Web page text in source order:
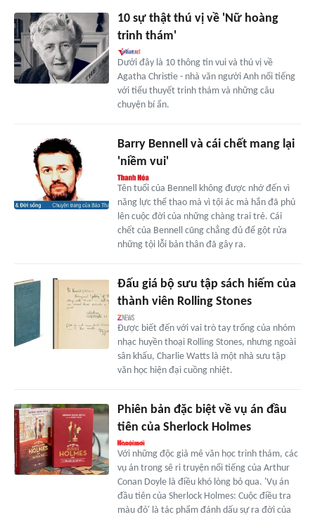
10 sự thật thú vị về 'Nữ hoàng
trinh thám'
Dưới đây là 10 thông tin vui và thú vị về
Agatha Christie - nhà văn người Anh nổi tiếng
với tiểu thuyết trinh thám và những câu
chuyện bí ẩn.
Barry Bennell và cái chết mang lại
'niềm vui'
Tên tuổi của Bennell không được nhớ đến vì
năng lực thể thao mà vì tội ác mà hắn đã phủ
lên cuộc đời của những chàng trai trẻ. Cái
chết của Bennell cũng chẳng đủ để gột rửa
những tội lỗi bản thân đã gây ra.
Đấu giá bộ sưu tập sách hiếm của
thành viên Rolling Stones
Được biết đến với vai trò tay trống của nhóm
nhạc huyền thoại Rolling Stones, nhưng ngoài
sân khấu, Charlie Watts là một nhà sưu tập
văn học hiện đại cuồng nhiệt.
Phiên bản đặc biệt về vụ án đầu
tiên của Sherlock Holmes
Với những độc giả mê văn học trinh thám, các
vụ án trong sê ri truyện nổi tiếng của Arthur
Conan Doyle là điều khó lòng bỏ qua. 'Vụ án
đầu tiên của Sherlock Holmes: Cuộc điều tra
màu đỏ' là tác phẩm đánh dấu sự ra đời của